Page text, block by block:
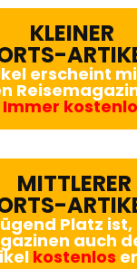
KLEINER
erscheint
Immer
MITTLERER
Platz
auch
kostenlos